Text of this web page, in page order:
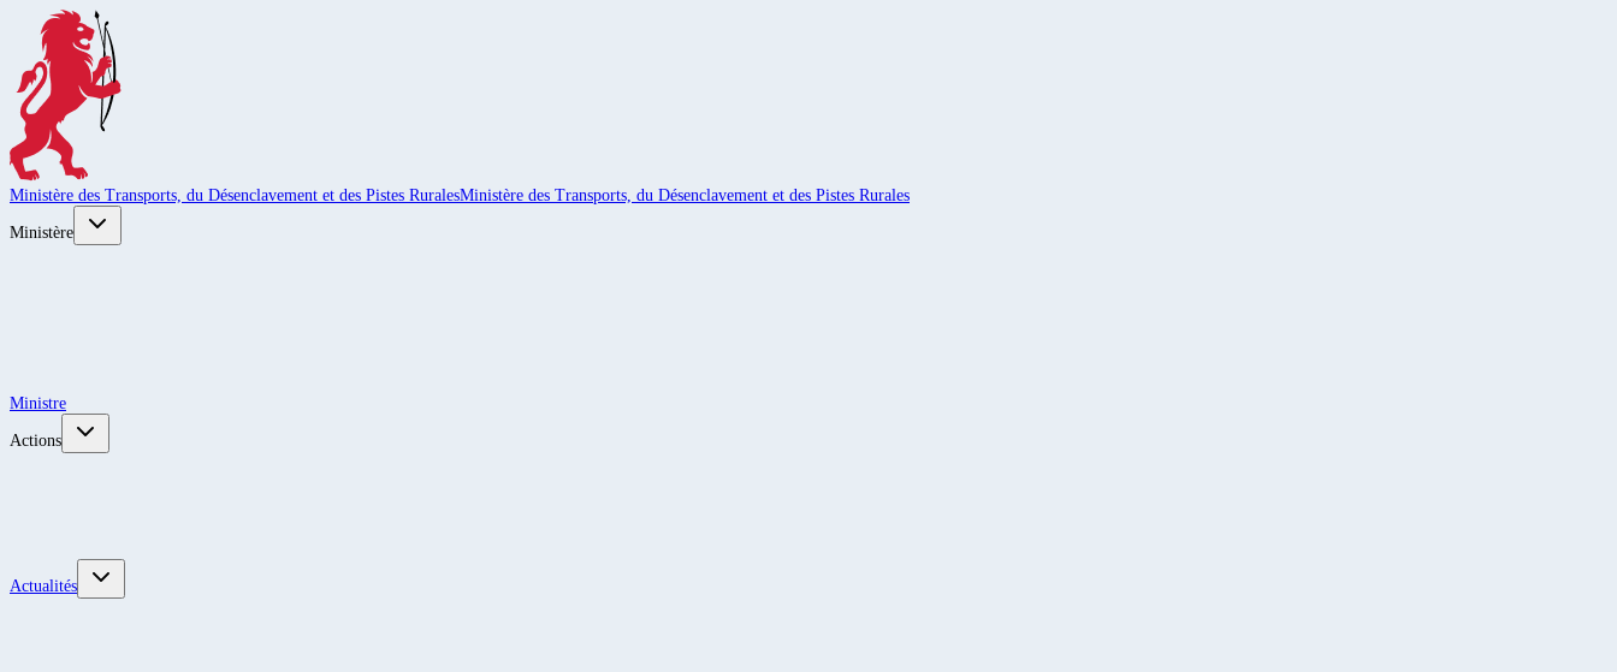
Ministère des Transports, du Désenclavement et des Pistes RuralesMinistère des Transports, du Désenclavement et des Pistes Rurales
Ministère
Ministre
Actions
Actualités